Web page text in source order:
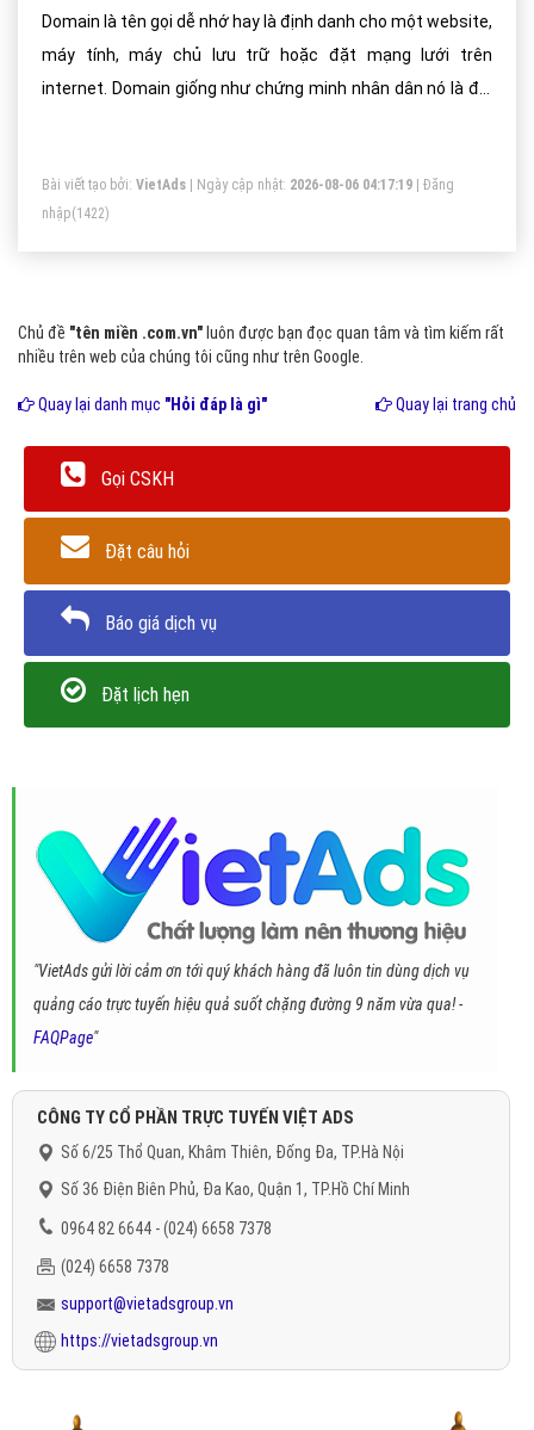
Domain là tên gọi dễ nhớ hay là định danh cho một website,
máy tính, máy chủ lưu trữ hoặc đặt mạng lưới trên
internet. Domain giống như chứng minh nhân dân nó là đại
Bài viết tạo bởi: VietAds | Ngày cập nhật: 2026-08-06 04:17:19
Đăng
nhập(1422)
Chủ đề "tên miền .com.vn" luôn được bạn đọc quan tâm và tìm kiếm rất
nhiều trên web của chúng tôi cũng như trên Google.
Quay lại danh mục "Hỏi đáp là gì" Quay lại trang chủ
Gọi CSKH
Đặt câu hỏi
Báo giá dịch vụ
Đặt lịch hẹn
"VietAds gửi lời cảm ơn tới quý khách hàng đã luôn tin dùng dịch vụ
quảng cáo trực tuyến hiệu quả suốt chặng đường 9 năm vừa qua! -
FAQPage"
CÔNG TY CỔ PHẦN TRỰC TUYẾN VIỆT ADS
Số 6/25 Thổ Quan, Khâm Thiên, Đống Đa, TP.Hà Nội
Số 36 Điện Biên Phủ, Đa Kao, Quận 1, TP.Hồ Chí Minh
0964 82 6644 - (024) 6658 7378
(024) 6658 7378
support@vietadsgroup.vn
https://vietadsgroup.vn